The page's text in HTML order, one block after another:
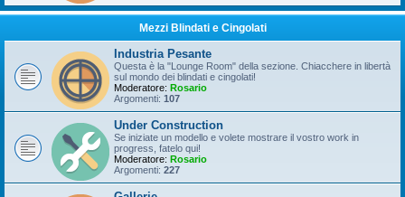
Mezzi Blindati e Cingolati
Industria Pesante
Questa è la "Lounge Room" della sezione. Chiacchere in libertà
sul mondo dei blindati e cingolati!
Moderatore: Rosario
Argomenti: 107
Under Construction
Se iniziate un modello e volete mostrare il vostro work in
progress, fatelo qui!
Moderatore: Rosario
Argomenti: 227